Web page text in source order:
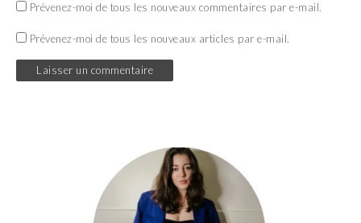
Prévenez-moi de tous les nouveaux commentaires par e-mail.
Prévenez-moi de tous les nouveaux articles par e-mail.